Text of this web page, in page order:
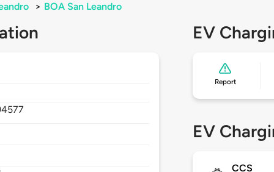
> BOA San Leandro
EV
Report
EV
CCS